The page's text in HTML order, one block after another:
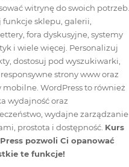
witrynę do swoich potrzeb.
funkcje sklepu, galerii,
fora dyskusyjne, systemy
i wiele więcej. Personalizuj
dostosuj pod wyszukiwarki,
strony www oraz
mobilne. WordPress to również
wydajność oraz
wydajne zarządzanie
prostota i dostępność. Kurs
pozwoli Ci opanować
te funkcje!